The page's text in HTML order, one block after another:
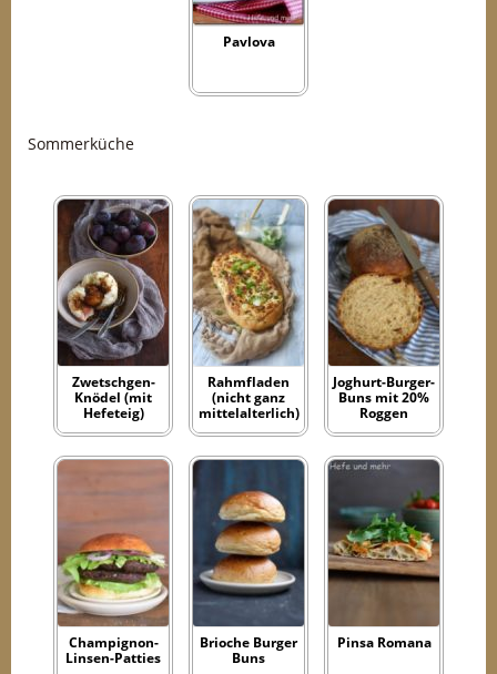
Pavlova
Sommerküche
Zwetschgen-
Knödel (mit
Hefeteig)
Rahmfladen
(nicht ganz
mittelalterlich)
Joghurt-Burger-
Buns mit 20%
Roggen
Champignon-
Linsen-Patties
Brioche Burger
Buns
Pinsa Romana